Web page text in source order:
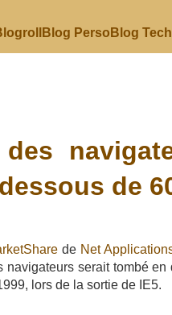
Blog Perso Blog Tech
de
de Net
serait tombé en
lors de la sortie de IE5.